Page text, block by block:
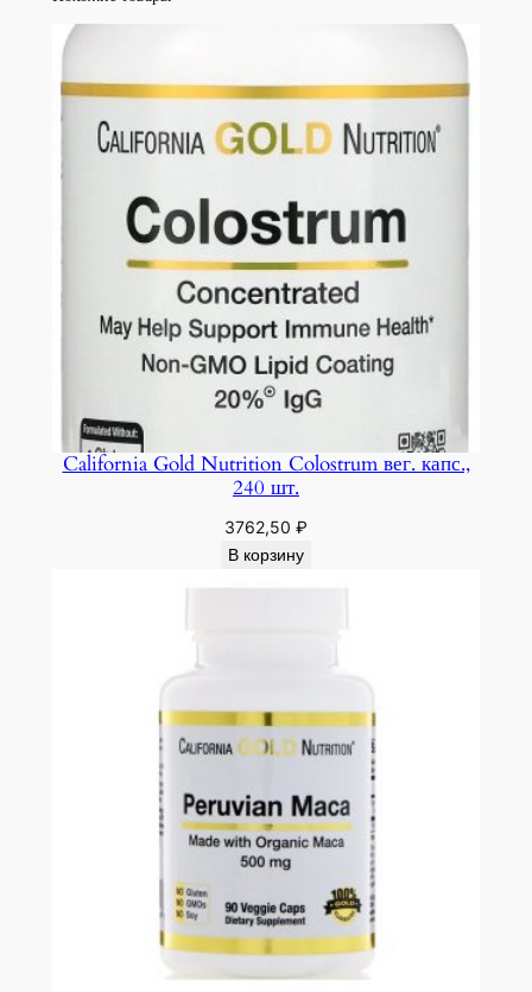
California Gold Nutrition Colostrum вег. капс.,
240 шт.
3762,50 ₽
В корзину